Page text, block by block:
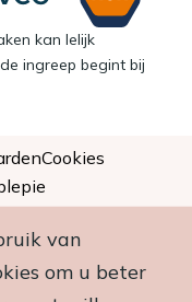
kan lelijk
ingreep begint bij
Cookies
van
om u beter